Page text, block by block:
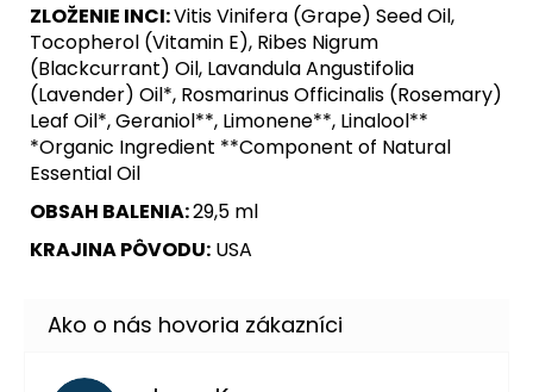
ZLOŽENIE INCI:Vitis Vinifera (Grape) Seed Oil,
Tocopherol (Vitamin E), Ribes Nigrum
(Blackcurrant) Oil, Lavandula Angustifolia
(Lavender) Oil*, Rosmarinus Officinalis (Rosemary)
Leaf Oil*, Geraniol**, Limonene**, Linalool**
*Organic Ingredient **Component of Natural
Essential Oil
OBSAH BALENIA:29,5 ml
KRAJINA PÔVODU: USA